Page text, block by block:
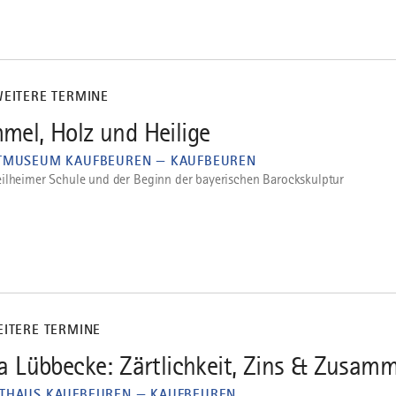
TERMINE
Holz und Heilige
KAUFBEUREN — KAUFBEUREN
Schule und der Beginn der bayerischen Barockskulptur
TERMINE
Lübbecke: Zärtlichkeit, Zins &